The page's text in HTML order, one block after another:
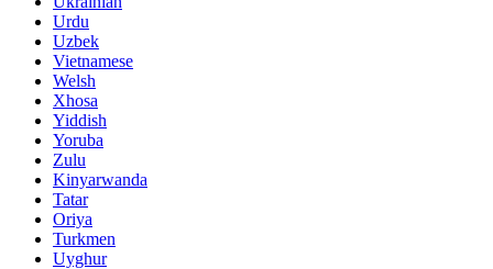
Urdu
Uzbek
Vietnamese
Welsh
Xhosa
Yiddish
Yoruba
Zulu
Kinyarwanda
Tatar
Oriya
Turkmen
Uyghur